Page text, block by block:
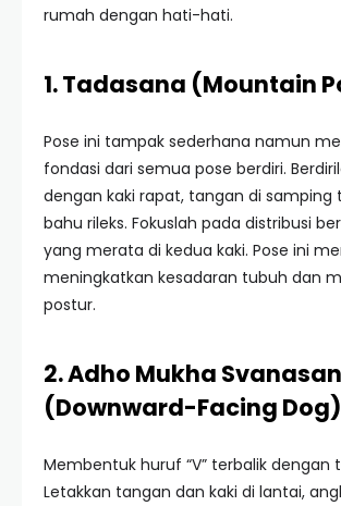
rumah dengan hati-hati.
1. Tadasana (Mountain
Pose ini tampak sederhana namun
fondasi dari semua pose berdiri.
dengan kaki rapat, tangan di samping
bahu rileks. Fokuslah pada distribusi
yang merata di kedua kaki. Pose ini
meningkatkan kesadaran tubuh dan
postur.
2. Adho Mukha
(Downward-Facing Dog)
Membentuk huruf “V” terbalik dengan
Letakkan tangan dan kaki di lantai,